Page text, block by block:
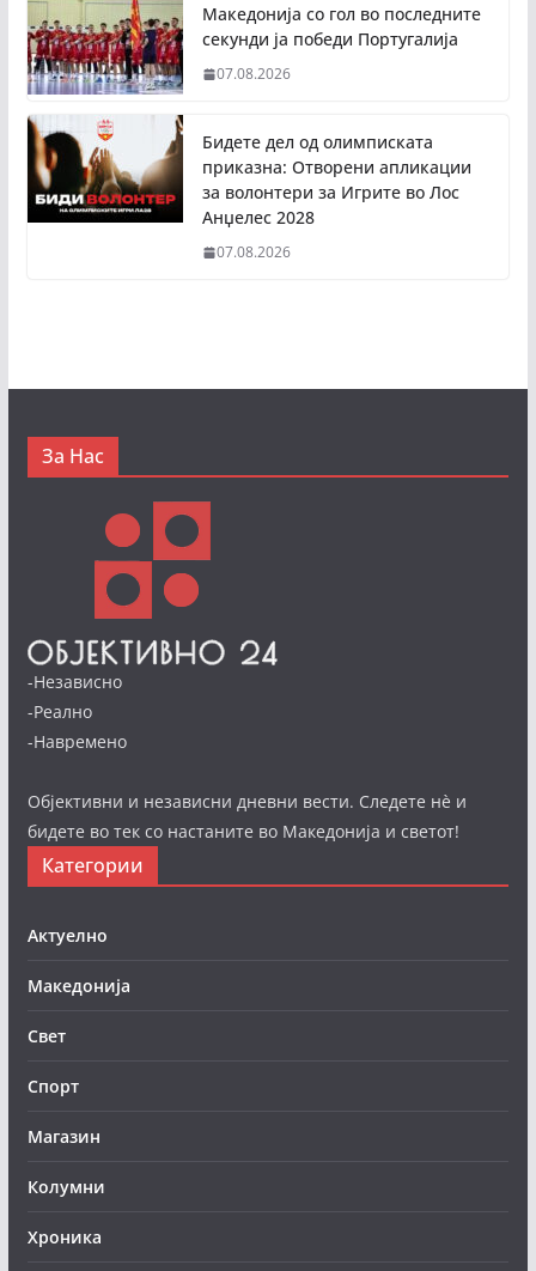
Македонија со гол во последните
секунди ја победи Португалија
07.08.2026
Бидете дел од олимписката
приказна: Отворени апликации
за волонтери за Игрите во Лос
Анџелес 2028
07.08.2026
За Нас
-Независно
-Реално
-Навремено
Објективни и независни дневни вести. Следете нè и
бидете во тек со настаните во Македонија и светот!
Категории
Актуелно
Македонија
Свет
Спорт
Магазин
Колумни
Хроника